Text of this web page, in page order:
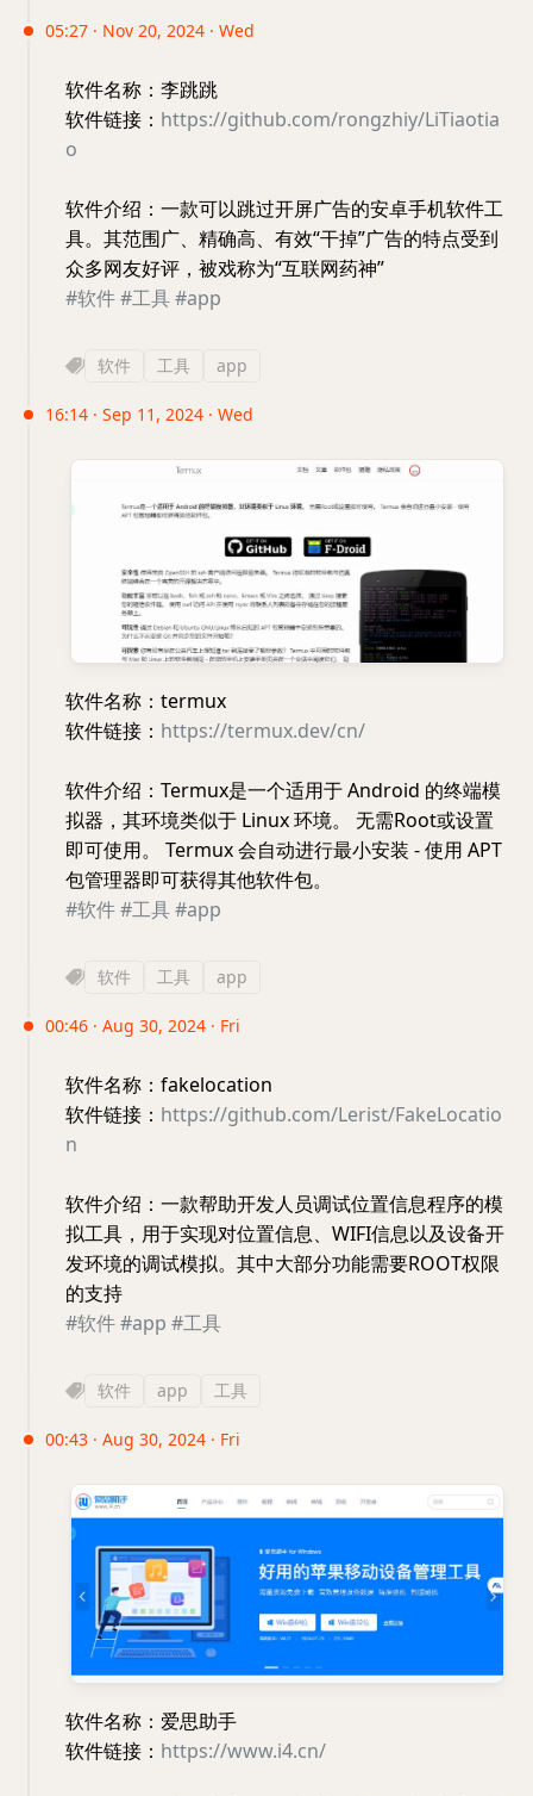
05:27 · Nov 20, 2024 · Wed
软件名称：李跳跳
软件链接： https://github.com/rongzhiy/LiTiaotia
o
软件介绍：一款可以跳过开屏广告的安卓手机软件工
具。其范围广、精确高、有效“干掉”广告的特点受到
众多网友好评，被戏称为“互联网药神”
#软件#工具#app
软件 工具 app
16:14 · Sep 11, 2024 · Wed
软件名称：termux
软件链接： https://termux.dev/cn/
软件介绍：Termux是一个适用于 Android 的终端模
拟器，其环境类似于 Linux 环境。 无需Root或设置
即可使用。 Termux 会自动进行最小安装 - 使用 APT
包管理器即可获得其他软件包。
#软件#工具#app
软件 工具 app
00:46 · Aug 30, 2024 · Fri
软件名称：fakelocation
软件链接： https://github.com/Lerist/FakeLocatio
n
软件介绍：一款帮助开发人员调试位置信息程序的模
拟工具，用于实现对位置信息、WIFI信息以及设备开
发环境的调试模拟。其中大部分功能需要ROOT权限
的支持
#软件#app #工具
软件 app 工具
00:43 · Aug 30, 2024 · Fri
软件名称：爱思助手
软件链接： https://www.i4.cn/